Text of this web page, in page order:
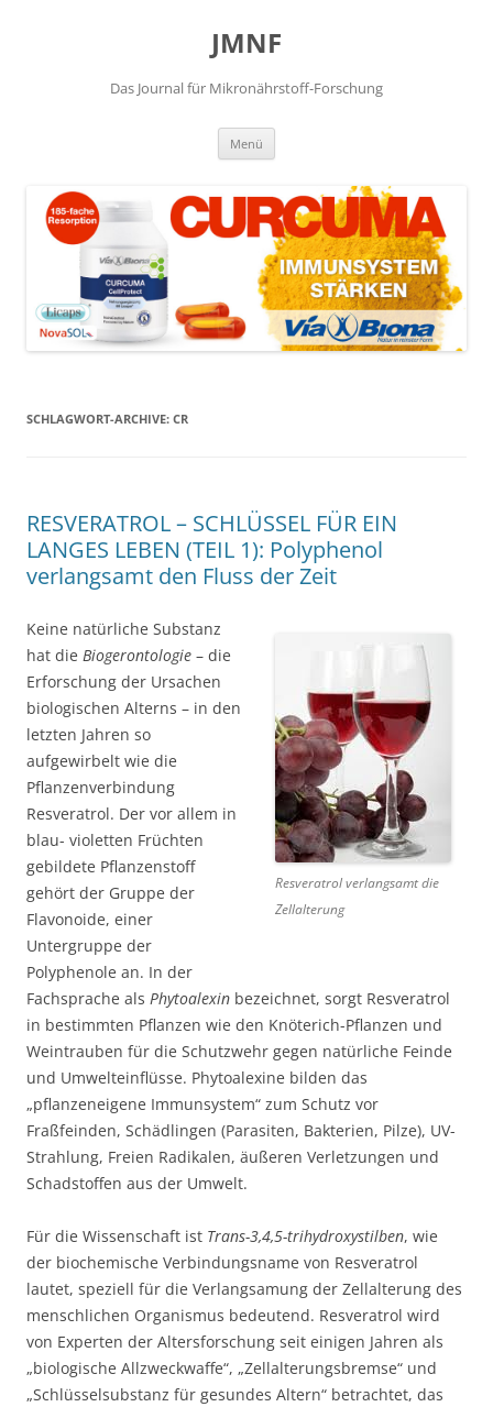
JMNF
Das Journal für Mikronährstoff-Forschung
Menü
SCHLAGWORT-ARCHIVE: CR
RESVERATROL – SCHLÜSSEL FÜR EIN
LANGES LEBEN (TEIL 1): Polyphenol
verlangsamt den Fluss der Zeit
Resveratrol verlangsamt die
Zellalterung
Keine natürliche Substanz
hat die Biogerontologie – die
Erforschung der Ursachen
biologischen Alterns – in den
letzten Jahren so
aufgewirbelt wie die
Pflanzenverbindung
Resveratrol. Der vor allem in
blau- violetten Früchten
gebildete Pflanzenstoff
gehört der Gruppe der
Flavonoide, einer
Untergruppe der
Polyphenole an. In der
Fachsprache als Phytoalexin bezeichnet, sorgt Resveratrol
in bestimmten Pflanzen wie den Knöterich-Pflanzen und
Weintrauben für die Schutzwehr gegen natürliche Feinde
und Umwelteinflüsse. Phytoalexine bilden das
„pflanzeneigene Immunsystem“ zum Schutz vor
Fraßfeinden, Schädlingen (Parasiten, Bakterien, Pilze), UV-
Strahlung, Freien Radikalen, äußeren Verletzungen und
Schadstoffen aus der Umwelt.
Für die Wissenschaft ist Trans-3,4,5-trihydroxystilben, wie
der biochemische Verbindungsname von Resveratrol
lautet, speziell für die Verlangsamung der Zellalterung des
menschlichen Organismus bedeutend. Resveratrol wird
von Experten der Altersforschung seit einigen Jahren als
„biologische Allzweckwaffe“, „Zellalterungsbremse“ und
„Schlüsselsubstanz für gesundes Altern“ betrachtet, das